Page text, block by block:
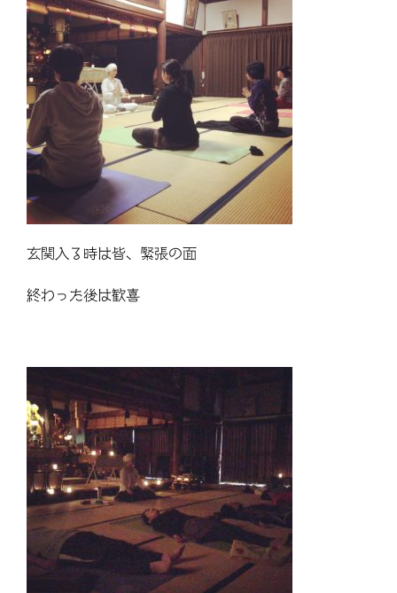
玄関入る時は皆、緊張の面
終わった後は歓喜